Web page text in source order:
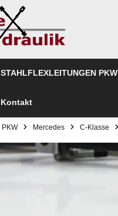
STAHLFLEXLEITUNGEN PKW
Kontakt
PKW Mercedes C-Klasse